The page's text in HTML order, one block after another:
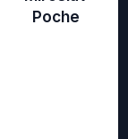
Poche